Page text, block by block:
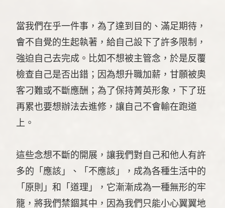
當我們在乎一件事，為了達到目的、滿足期待，
會不自覺的生起執著，給自己設下了許多限制，
強迫自己去完成。比如不想被主管念，於是反覆
檢查自己是否出錯；因為想升職加薪，甘願被奧
客刁難或不斷應酬；為了保持菁英形象，下了班
再累也要想辦法去進修，讓自己不會輸在跑道
上。
這些念想不斷的開展，讓我們對自己和他人有許
多的「應該」、「不應該」，成為各種生活中的
「原則」和「道理」，它漸漸成為一種無形的牢
籠，將我們禁錮其中，因為我們只能小心翼翼地